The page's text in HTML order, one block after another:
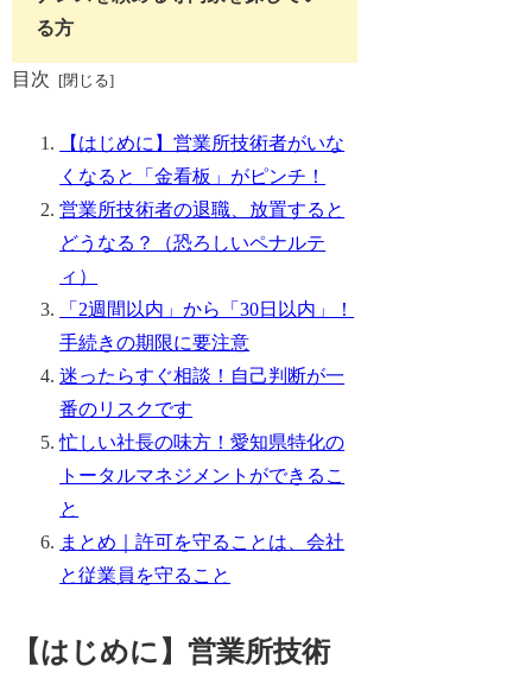
る方
目次
【はじめに】営業所技術者がいな
くなると「金看板」がピンチ！
営業所技術者の退職、放置すると
どうなる？（恐ろしいペナルテ
ィ）
「2週間以内」から「30日以内」！
手続きの期限に要注意
迷ったらすぐ相談！自己判断が一
番のリスクです
忙しい社長の味方！愛知県特化の
トータルマネジメントができるこ
と
まとめ｜許可を守ることは、会社
と従業員を守ること
【はじめに】営業所技術